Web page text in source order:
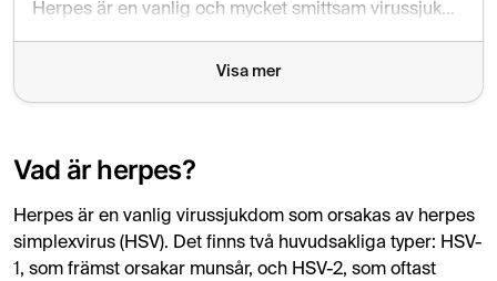
Herpes är en vanlig och mycket smittsam virussjukdom orsakad av herpes simplexvirus (HSV). Det delas upp i HSV-1 (främst munsår) och HSV-2 (främst genital herpes). Sjukdomen kännetecknas av vätskefyllda blåsor och sår som kan vara smärtsamma. Det finns inget botemedel, men antivirala läkemedel kan effektivt lindra symtomen, förkorta utbrott och minska risken för smittspridning.
Visa mer
Vad är herpes?
Herpes är en vanlig virussjukdom som orsakas av herpes
simplexvirus (HSV). Det finns två huvudsakliga typer: HSV-
1, som främst orsakar munsår, och HSV-2, som oftast